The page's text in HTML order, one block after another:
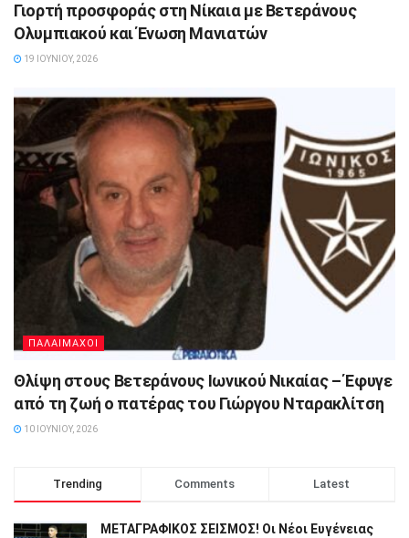
Γιορτή προσφοράς στη Νίκαια με Βετεράνους
Ολυμπιακού και Ένωση Μανιατών
19 ΙΟΥΝΊΟΥ, 2026
ΠΑΛΑΙΜΑΧΟΙ
Θλίψη στους Βετεράνους Ιωνικού Νικαίας – Έφυγε
από τη ζωή ο πατέρας του Γιώργου Νταρακλίτση
10 ΙΟΥΝΊΟΥ, 2026
Trending Comments Latest
ΜΕΤΑΓΡΑΦΙΚΟΣ ΣΕΙΣΜΟΣ! Οι Νέοι Ευγένειας